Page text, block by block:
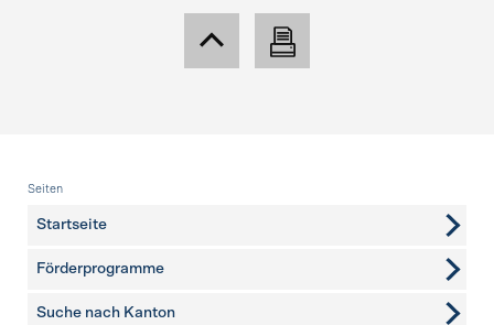
Fusszeile
Seiten
Startseite
Förderprogramme
Suche nach Kanton